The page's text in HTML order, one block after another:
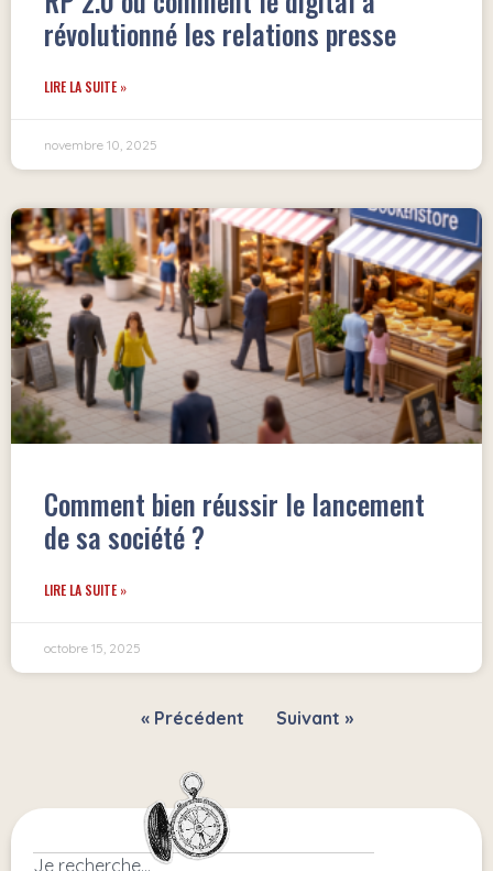
révolutionné les relations presse
LIRE LA SUITE »
novembre 10, 2025
Comment bien réussir le lancement
de sa société ?
LIRE LA SUITE »
octobre 15, 2025
« Précédent Suivant »